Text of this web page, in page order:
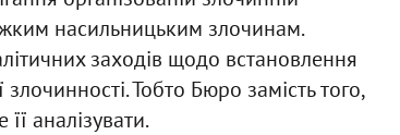
насильницьким злочинам.
заходів щодо встановлення
Тобто Бюро замість того,
аналізувати.